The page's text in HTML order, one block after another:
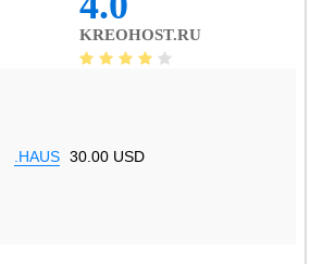
KREOHOST.RU
.HAUS 30.00 USD